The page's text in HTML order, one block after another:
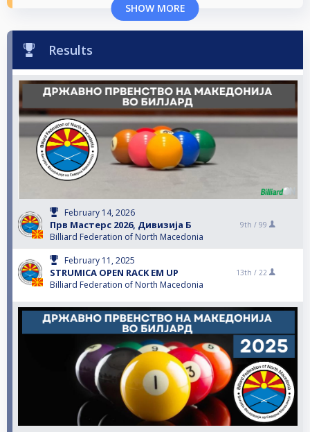
SHOW MORE
Results
February 14, 2026
Прв Мастерс 2026, Дивизија Б
Billiard Federation of North Macedonia
9th / 99
February 11, 2025
STRUMICA OPEN RACK EM UP
Billiard Federation of North Macedonia
13th / 22